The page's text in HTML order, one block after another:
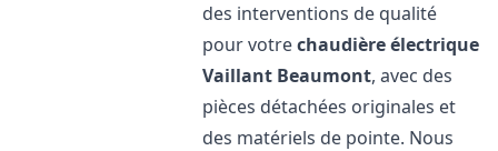
des interventions de qualité
pour votrechaudière électrique
Vaillant Beaumont, avec des
pièces détachées originales et
des matériels de pointe. Nous